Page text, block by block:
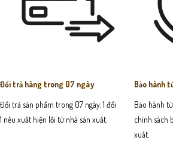
Đổi trả hàng trong 07 ngày
Đổi trả sản phẩm trong 07 ngày. 1 đổi
1 nếu xuất hiện lỗi từ nhà sản xuất.
Bảo hành
Bảo hành
chính sách
xuất.